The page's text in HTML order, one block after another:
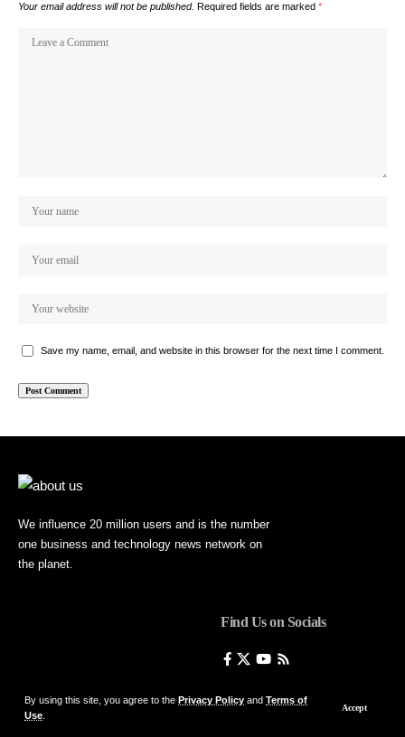
By using this site, you agree to the Privacy Policy and Terms of
Use
Accept
Your email address will not be published. Required fields are marked *
Save my name, email, and website in this browser for the next time I comment.
We influence 20 million users and is the number
one business and technology news network on
the planet.
Find Us on Socials